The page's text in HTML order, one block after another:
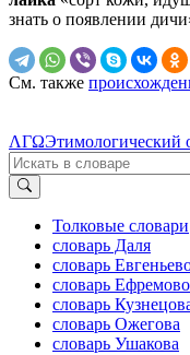
знать о появлении
См. также
ΛΓΩЭтимологический
Толковые словари
словарь Даля
словарь
словарь
словарь
словарь Ожегова
словарь Ушакова